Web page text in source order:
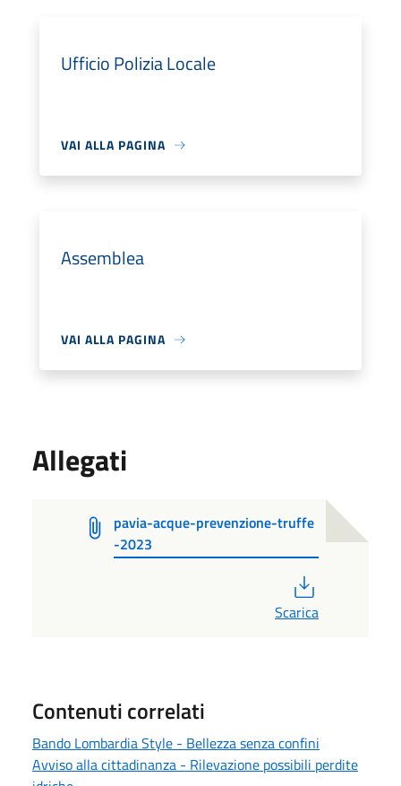
Ufficio Polizia Locale
VAI ALLA PAGINA
Assemblea
VAI ALLA PAGINA
Allegati
pavia-acque-prevenzione-truffe
-2023
Scarica
Contenuti correlati
Bando Lombardia Style - Bellezza senza confini
Avviso alla cittadinanza - Rilevazione possibili perdite